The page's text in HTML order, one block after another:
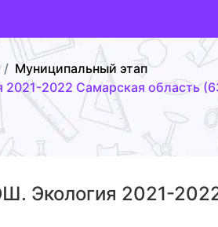
Муниципальный этап
2022 Самарская область
Экология 2021-